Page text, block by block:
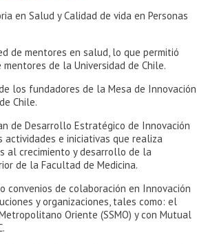
en Salud y Calidad de vida en Personas
de mentores en salud, lo que permitió
de la Universidad de Chile.
los fundadores de la Mesa de Innovación
Chile.
de Desarrollo Estratégico de Innovación
actividades e iniciativas que realiza
al crecimiento y desarrollo de la
de la Facultad de Medicina.
convenios de colaboración en Innovación
y organizaciones, tales como: el
Oriente (SSMO) y con Mutual